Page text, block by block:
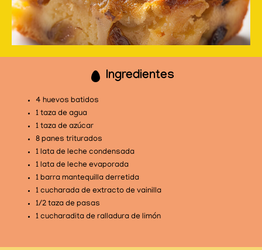
Ingredientes
4 huevos batidos
1 taza de agua
1 taza de azúcar
8 panes triturados
1 lata de leche condensada
1 lata de leche evaporada
1 barra mantequilla derretida
1 cucharada de extracto de vainilla
1/2 taza de pasas
1 cucharadita de ralladura de limón